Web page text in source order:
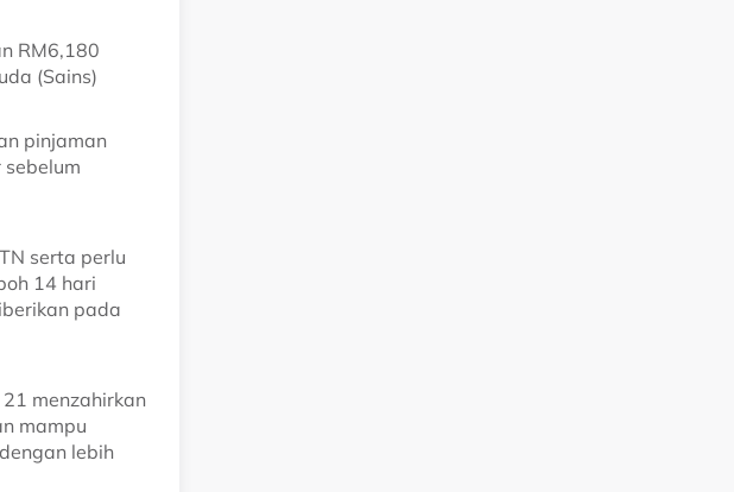
RM6,180
(Sains)
pinjaman
serta perlu
14 hari
pada
menzahirkan
mampu
lebih